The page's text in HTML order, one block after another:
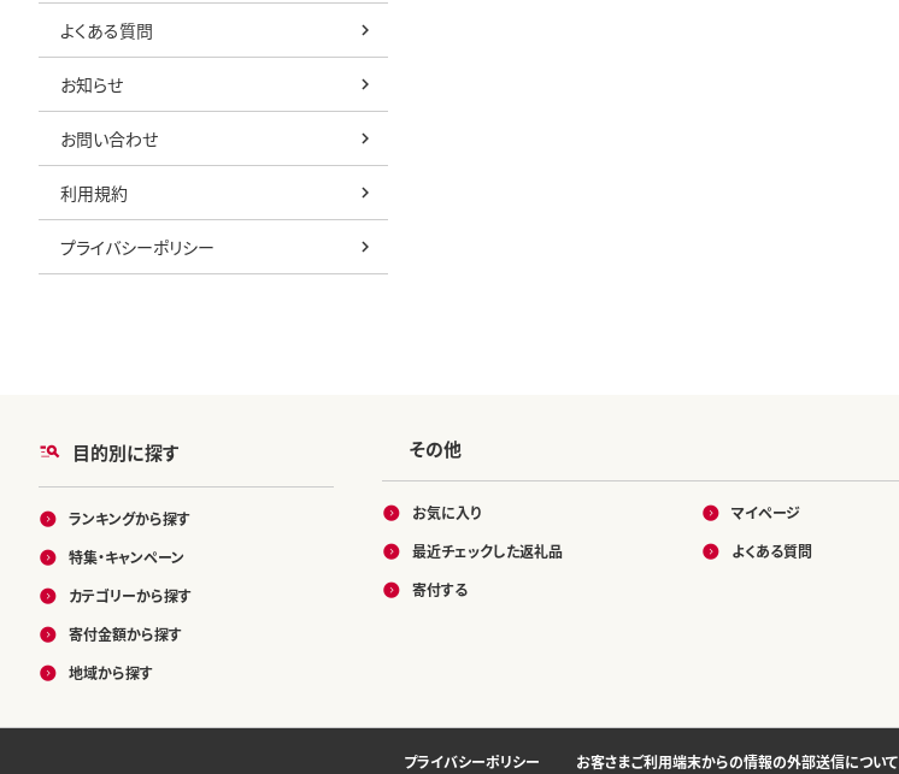
よくある質問
お知らせ
お問い合わせ
利用規約
プライバシーポリシー
目的別に探す
ランキングから探す
特集・キャンペーン
カテゴリーから探す
寄付金額から探す
地域から探す
その他
お気に入り
最近チェックした返礼品
寄付する
マイページ
よくある質問
プライバシーポリシー お客さまご利用端末からの情報の外部送信について